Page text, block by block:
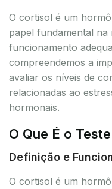
O cortisol é um
papel fundamental na
funcionamento
compreendemos a
avaliar os níveis de
relacionadas ao
hormonais.
O Que É o
Definição e
O cortisol é um